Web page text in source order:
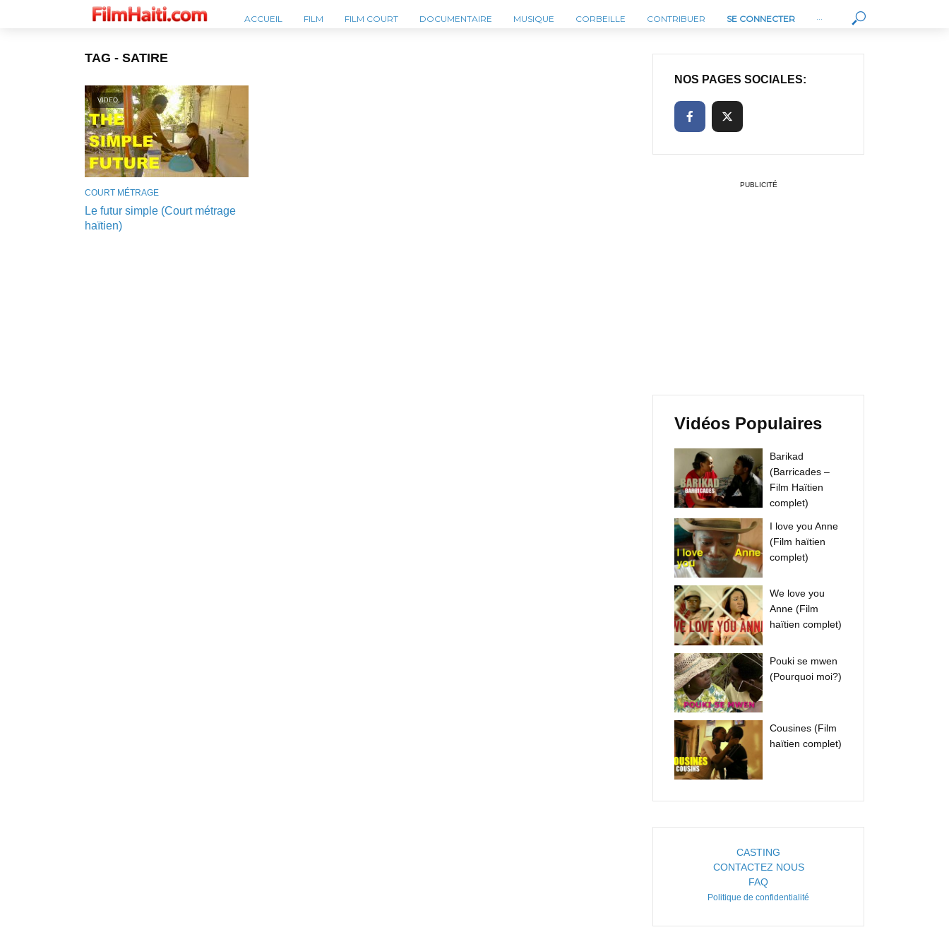
ACCUEIL FILM FILM COURT DOCUMENTAIRE MUSIQUE CORBEILLE CONTRIBUER SE CONNECTER ···
TAG - SATIRE
VIDEO
COURT MÉTRAGE
Le futur simple (Court métrage
haïtien)
NOS PAGES SOCIALES:
PUBLICITÉ
Vidéos Populaires
Barikad
(Barricades –
Film Haïtien
complet)
I love you Anne
(Film haïtien
complet)
We love you
Anne (Film
haïtien complet)
Pouki se mwen
(Pourquoi moi?)
Cousines (Film
haïtien complet)
CASTING
CONTACTEZ NOUS
FAQ
Politique de confidentialité